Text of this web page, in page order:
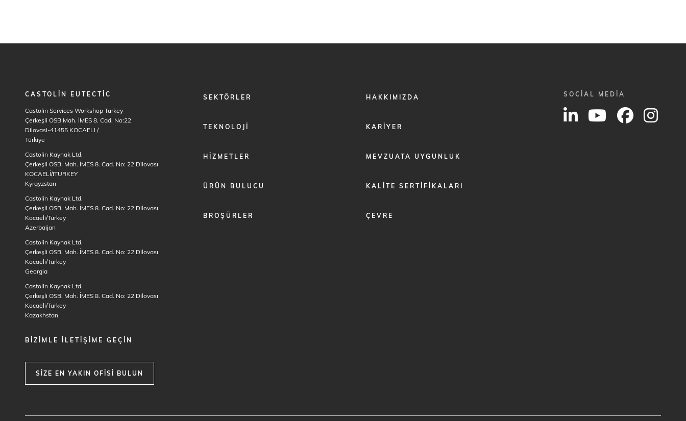
CASTOLIN EUTECTIC
Castolin Services Workshop Turkey
Çerkeşli OSB Mah. İMES 8. Cad. No:22
Dilovasi-41455 KOCAELI /
Türkiye
Castolin Kaynak Ltd.
Çerkeşli OSB. Mah. İMES 8. Cad. No: 22 Dilovası
KOCAELİ/ITURKEY
Kyrgyzstan
Castolin Kaynak Ltd.
Çerkeşli OSB. Mah. İMES 8. Cad. No: 22 Dilovası
Kocaeli/Turkey
Azerbaijan
Castolin Kaynak Ltd.
Çerkeşli OSB. Mah. İMES 8. Cad. No: 22 Dilovası
Kocaeli/Turkey
Georgia
Castolin Kaynak Ltd.
Çerkeşli OSB. Mah. İMES 8. Cad. No: 22 Dilovası
Kocaeli/Turkey
Kazakhstan
BIZIMLE ILETIŞIME GEÇIN
SIZE EN YAKIN OFISI BULUN
FOOTER
SEKTÖRLER
TEKNOLOJI
HIZMETLER
ÜRÜN BULUCU
BROŞÜRLER
FOOTER
HAKKIMIZDA
KARIYER
MEVZUATA UYGUNLUK
KALITE SERTIFIKALARI
ÇEVRE
SOCIAL MEDIA